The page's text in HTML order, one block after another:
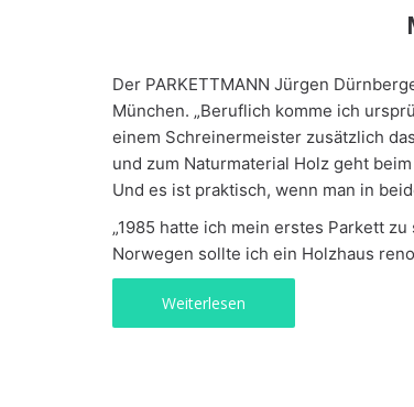
Der PARKETTMANN Jürgen
München. „Beruflich komme ich
einem Schreinermeister zusätzlich
und zum Naturmaterial Holz geht
Und es ist praktisch, wenn man in
„1985 hatte ich mein erstes Parkett
Norwegen sollte ich ein Holzhaus
Weiterlesen